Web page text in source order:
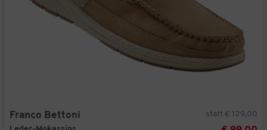
Franco Bettoni statt € 129,00